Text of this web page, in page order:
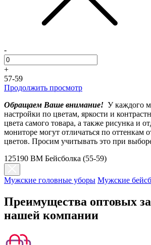
-
+
57-59
Продолжить просмотр
Обращаем Ваше внимание! У каждого
настройки по цветам, яркости и
цвета самого товара, а также рисунка и
мониторе могут отличаться по оттенкам
цветов. Просим учитывать это при
125190 BM Бейсболка (55-59)
Мужские головные уборы Мужские
Преимущества оптовых
нашей компании